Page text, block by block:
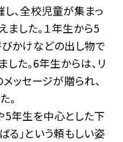
、全校児童が集まっ
した。１年生から5
びかけなどの出し物で
した。6年生からは、リ
ッセージが贈られ、
。
年生を中心とした下
る」という頼もしい姿